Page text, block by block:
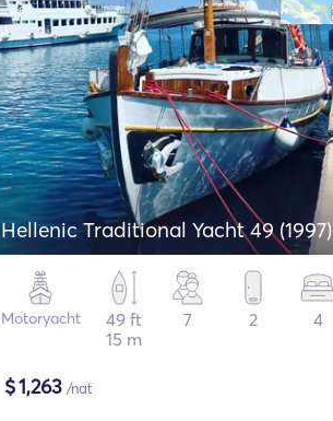
Hellenic Traditional Yacht 49 (1997)
Motoryacht
49 ft
15 m
7 2 4
$1,263 /nat